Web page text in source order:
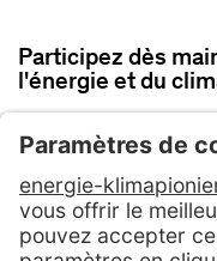
Participez dès
l'énergie et du